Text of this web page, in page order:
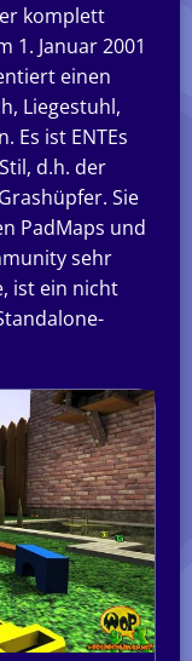
komplett
1. Januar 2001
einen
Liegestuhl,
Es ist ENTEs
d.h. der
Sie
PadMaps und
sehr
ist ein nicht